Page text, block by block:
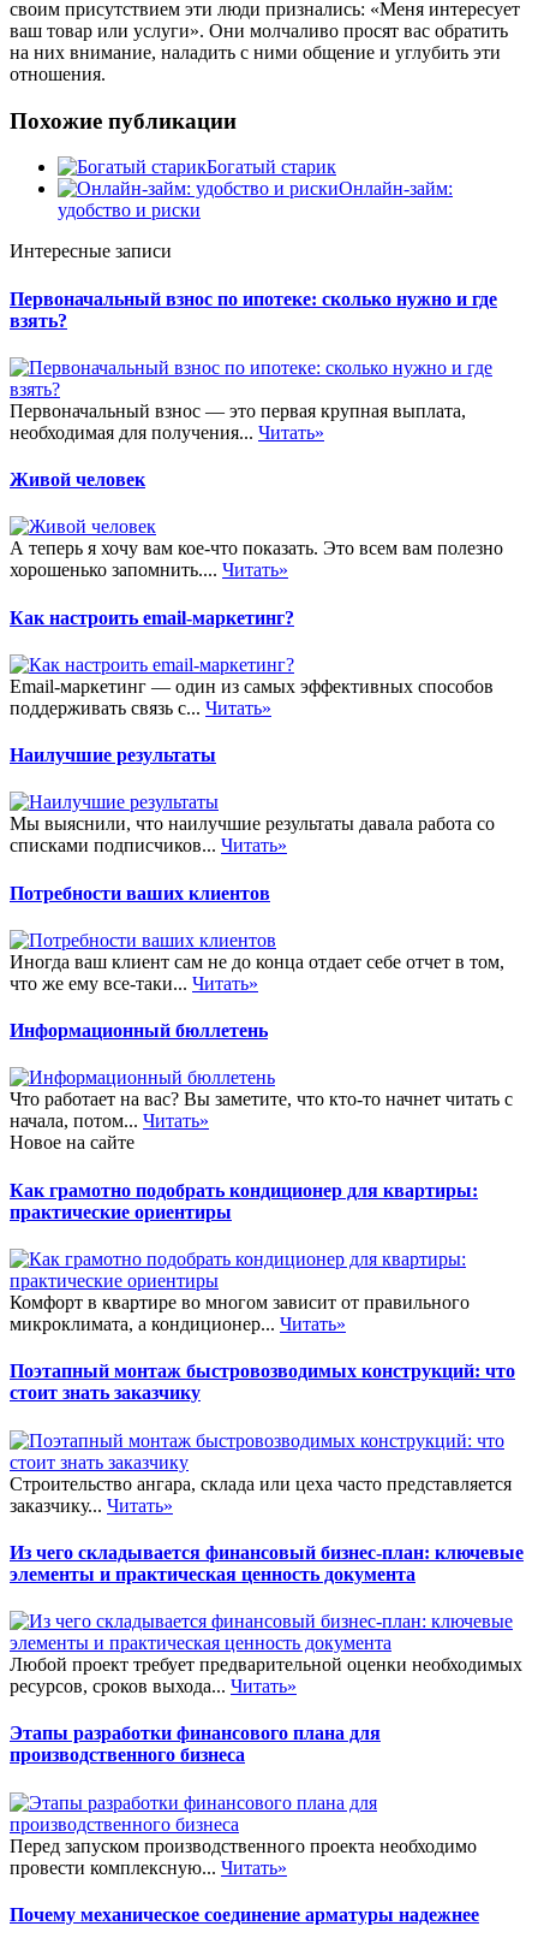
своим присутствием эти люди признались: «Меня интересует
ваш товар или услуги». Они молчаливо просят вас обратить
на них внимание, наладить с ними общение и углубить эти
отношения.
Похожие публикации
Богатый старик
Онлайн-займ:
удобство и риски
Интересные записи
Первоначальный взнос по ипотеке: сколько нужно и где
взять?
Первоначальный взнос — это первая крупная выплата,
необходимая для получения... Читать»
Живой человек
А теперь я хочу вам кое-что показать. Это всем вам полезно
хорошенько запомнить.... Читать»
Как настроить email-маркетинг?
Email-маркетинг — один из самых эффективных способов
поддерживать связь с... Читать»
Наилучшие результаты
Мы выяснили, что наилучшие результаты давала работа со
списками подписчиков... Читать»
Потребности ваших клиентов
Иногда ваш клиент сам не до конца отдает себе отчет в том,
что же ему все-таки... Читать»
Информационный бюллетень
Что работает на вас? Вы заметите, что кто-то начнет читать с
начала, потом... Читать»
Новое на сайте
Как грамотно подобрать кондиционер для квартиры:
практические ориентиры
Комфорт в квартире во многом зависит от правильного
микроклимата, а кондиционер... Читать»
Поэтапный монтаж быстровозводимых конструкций: что
стоит знать заказчику
Строительство ангара, склада или цеха часто представляется
заказчику... Читать»
Из чего складывается финансовый бизнес-план: ключевые
элементы и практическая ценность документа
Любой проект требует предварительной оценки необходимых
ресурсов, сроков выхода... Читать»
Этапы разработки финансового плана для
производственного бизнеса
Перед запуском производственного проекта необходимо
провести комплексную... Читать»
Почему механическое соединение арматуры надежнее